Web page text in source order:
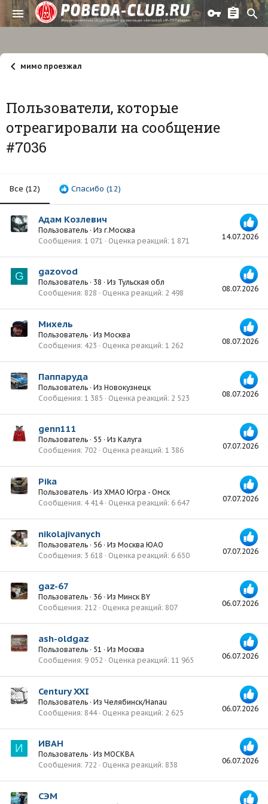
мимо проезжал
Пользователи, которые
отреагировали на сообщение
#7036
Все (12) Спасибо (12)
14.07.2026
Адам Козлевич
Пользователь · Из г.Москва
Сообщения 1 071 Оценка реакций 1 871
G
08.07.2026
gazovod
Пользователь · 38 · Из Тульская обл
Сообщения 828 Оценка реакций 2 498
08.07.2026
Михель
Пользователь · Из Москва
Сообщения 423 Оценка реакций 1 262
08.07.2026
Паппаруда
Пользователь · Из Новокузнецк
Сообщения 1 385 Оценка реакций 2 523
07.07.2026
genn111
Пользователь · 55 · Из Калуга
Сообщения 702 Оценка реакций 1 386
07.07.2026
Pika
Пользователь · Из ХМАО Югра - Омск
Сообщения 4 414 Оценка реакций 6 647
07.07.2026
nikolajivanych
Пользователь · 56 · Из Москва ЮАО
Сообщения 3 618 Оценка реакций 6 650
06.07.2026
gaz-67
Пользователь · 36 · Из Минск BY
Сообщения 212 Оценка реакций 807
06.07.2026
ash-oldgaz
Пользователь · 51 · Из Москва
Сообщения 9 052 Оценка реакций 11 965
06.07.2026
Century XXI
Пользователь · Из Челябинск/Hanau
Сообщения 844 Оценка реакций 2 625
И
06.07.2026
ИВАН
Пользователь · Из МОСКВА
Сообщения 722 Оценка реакций 838
СЭМ